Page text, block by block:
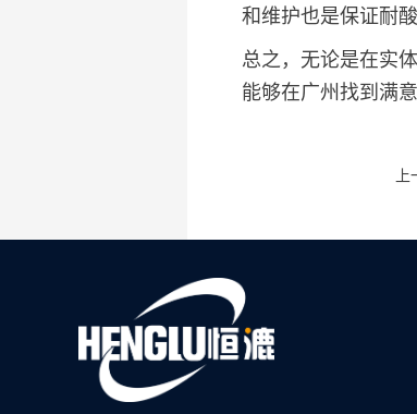
和维护也是保证耐
总之，无论是在实
能够在广州找到满